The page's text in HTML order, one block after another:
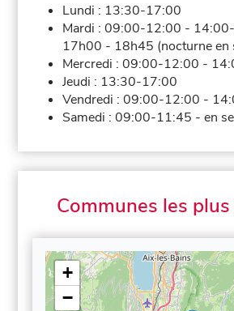
Lundi : 13:30-17:00
Mardi :09:00-12:00 -
17h00 - 18h45 (nocturne en
Mercredi :09:00-12:00 -
Jeudi : 13:30-17:00
Vendredi :09:00-12:00 -
Samedi :09:00-11:45 -en
Communes les
+
−